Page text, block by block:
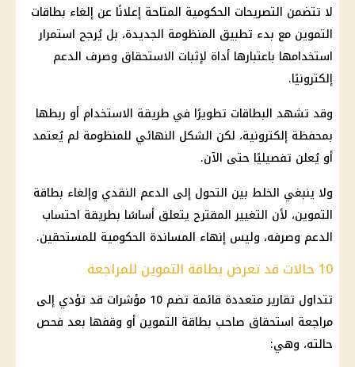
لا تتضمن التصريحات الحكومية المتاحة إعلانًا عن إلغاء بطاقات
التموين مع بدء تطبيق المنظومة الجديدة، بل يُرجح استمرار
استخدامها باعتبارها أداة لإثبات الاستحقاق وصرف الدعم
إلكترونيًا.
وقد تشهد البطاقات تطويرًا في طريقة الاستخدام أو ربطها
بمحفظة إلكترونية، لكن الشكل النهائي للمنظومة لم يُعتمد
أو يُعلن تفصيليًا حتى الآن.
ولا ينبغي الخلط بين التحول إلى الدعم النقدي وإلغاء بطاقة
التموين، لأن التغيير المقترح يتعلق أساسًا بطريقة احتساب
الدعم وصرفه، وليس إنهاء المساندة الحكومية للمستحقين.
10 حالات قد تعرض بطاقة التموين للمراجعة
تتداول تقارير متعددة قائمة تضم 10 مؤشرات قد تؤدي إلى
مراجعة استحقاق صاحب بطاقة التموين أو وقفها بعد فحص
حالته، وهي: